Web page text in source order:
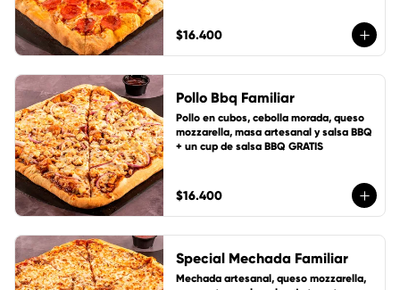
$16.400
Pollo Bbq Familiar
Pollo en cubos, cebolla morada, queso
mozzarella, masa artesanal y salsa BBQ
+ un cup de salsa BBQ GRATIS
$16.400
Special Mechada Familiar
Mechada artesanal, queso mozzarella,